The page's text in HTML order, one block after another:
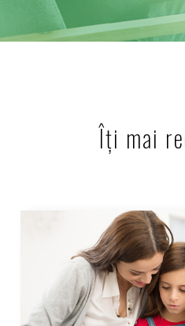
Îți mai